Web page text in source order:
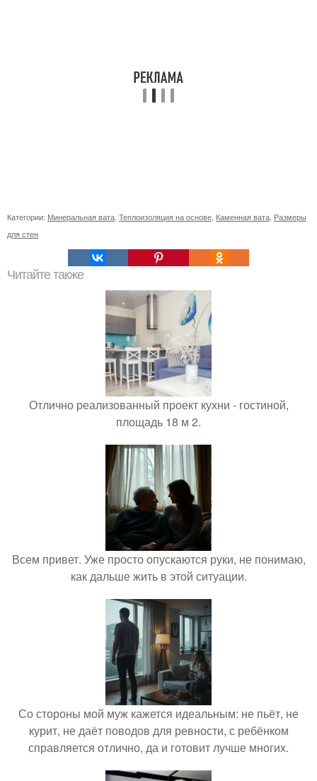
Категории: Минеральная вата Теплоизоляция на основе Каменная вата Размеры
для стен
Читайте также
Отлично реализованный проект кухни - гостиной,
площадь 18 м 2.
Всем привет. Уже просто опускаются руки, не понимаю,
как дальше жить в этой ситуации.
Со стороны мой муж кажется идеальным: не пьёт, не
курит, не даёт поводов для ревности, с ребёнком
справляется отлично, да и готовит лучше многих.